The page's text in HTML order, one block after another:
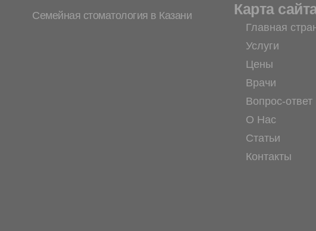
Семейная стоматология в Казани Карта
Главная
Услуги
Цены
Врачи
Вопрос-ответ
О Нас
Статьи
Контакты